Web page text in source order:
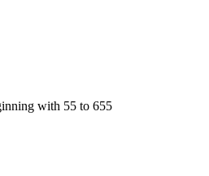
with 55 to 655